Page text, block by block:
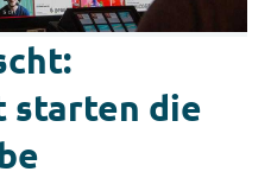
starten die